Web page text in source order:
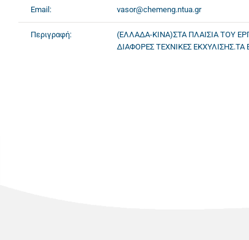
Email: vasor@chemeng.ntua.gr
Περιγραφή:
(ΕΛΛΑΔΑ-ΚΙΝΑ)ΣΤΑ ΠΛΑΙΣΙΑ ΤΟΥ
ΔΙΑΦΟΡΕΣ ΤΕΧΝΙΚΕΣ